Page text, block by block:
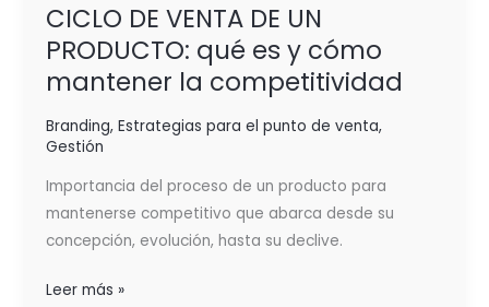
CICLO DE VENTA DE UN
PRODUCTO: qué es y cómo
mantener la competitividad
Branding, Estrategias para el punto de venta,
Gestión
Importancia del proceso de un producto para
mantenerse competitivo que abarca desde su
concepción, evolución, hasta su declive.
Leer más »